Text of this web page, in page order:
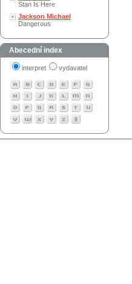
Stan Is Here
Jackson Michael
Dangerous
Abecední index
interpret vydavatel